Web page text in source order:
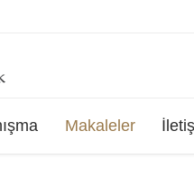
Makaleler